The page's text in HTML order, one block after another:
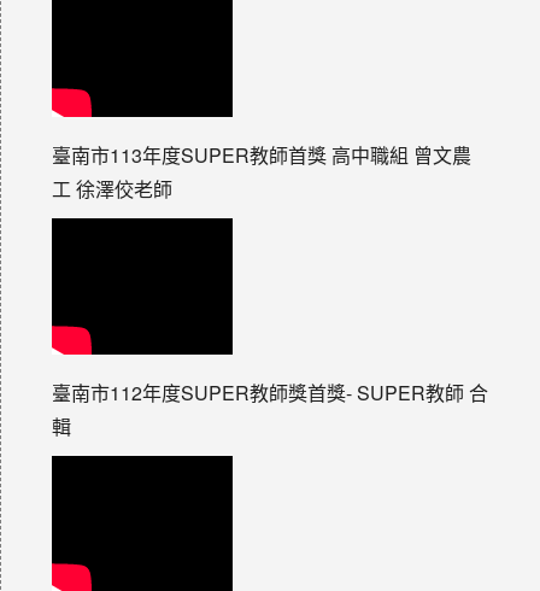
臺南市113年度SUPER教師首獎 高中職組 曾文農
工 徐澤佼老師
臺南市112年度SUPER教師獎首獎- SUPER教師 合
輯